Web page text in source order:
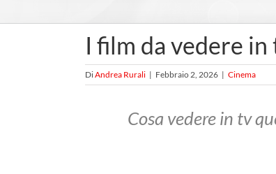
I film da vedere
DiAndrea Rurali | Febbraio 2, 2026 | Cinema
Cosa vedere in tv